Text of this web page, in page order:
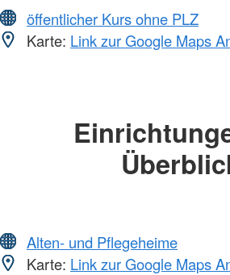
öffentlicher Kurs ohne PLZ
Karte: Link zur Google Maps
Alten- und Pflegeheime
Karte: Link zur Google Maps